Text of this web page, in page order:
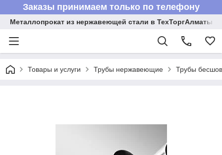
Заказы принимаем только по телефону
Металлопрокат из нержавеющей стали в ТехТоргАлматы
Товары и услуги Трубы нержавеющие Трубы